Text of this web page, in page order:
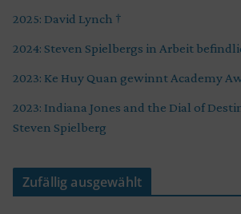
2025: David Lynch †
2024: Steven Spielbergs in Arbeit
2023: Ke Huy Quan gewinnt Academy
2023: Indiana Jones and the Dial of
Steven Spielberg
Zufällig ausgewählt